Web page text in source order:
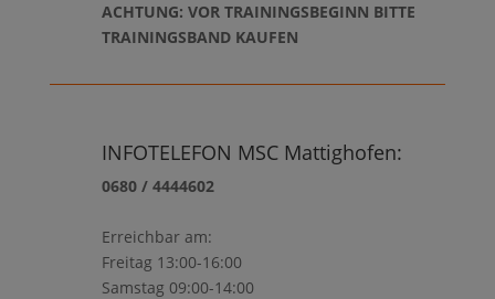
ACHTUNG: VOR TRAININGSBEGINN BITTE
TRAININGSBAND KAUFEN
INFOTELEFON MSC Mattighofen:
0680 / 4444602
Erreichbar am:
Freitag 13:00-16:00
Samstag 09:00-14:00​